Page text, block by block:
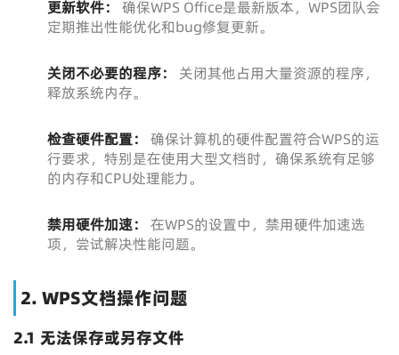
更新软件：
确保WPS Office是最新版本，WPS团队会
定期推出性能优化和bug修复更新。
关闭不必要的程序：
关闭其他占用大量资源的程序，
释放系统内存。
检查硬件配置：
确保计算机的硬件配置符合WPS的运
行要求，特别是在使用大型文档时，确保系统有足够
的内存和CPU处理能力。
禁用硬件加速：
在WPS的设置中，禁用硬件加速选
项，尝试解决性能问题。
2. WPS文档操作问题
2.1 无法保存或另存文件